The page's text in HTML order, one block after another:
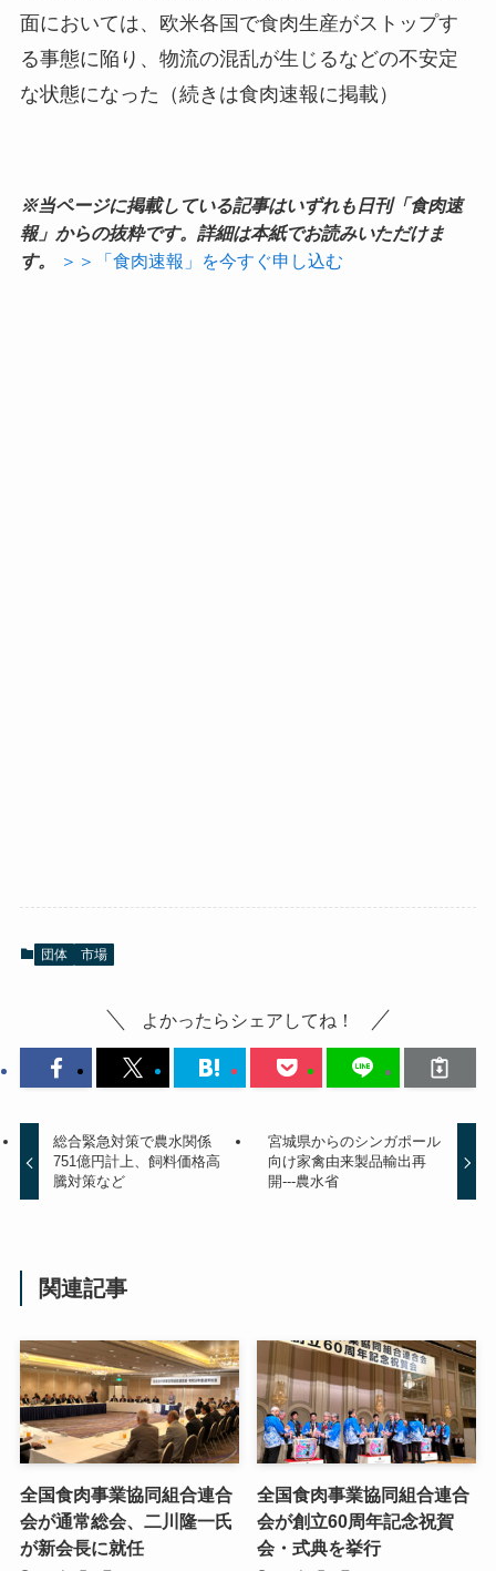
面においては、欧米各国で食肉生産がストップす
る事態に陥り、物流の混乱が生じるなどの不安定
な状態になった（続きは食肉速報に掲載）
※当ページに掲載している記事はいずれも日刊「食肉速
報」からの抜粋です。詳細は本紙でお読みいただけま
す。
＞＞「食肉速報」を今すぐ申し込む
団体 市場
よかったらシェアしてね！
総合緊急対策で農水関係
751億円計上、飼料価格高
騰対策など
宮城県からのシンガポール
向け家禽由来製品輸出再
開---農水省
関連記事
全国食肉事業協同組合連合
会が通常総会、二川隆一氏
が新会長に就任
全国食肉事業協同組合連合
会が創立60周年記念祝賀
会・式典を挙行